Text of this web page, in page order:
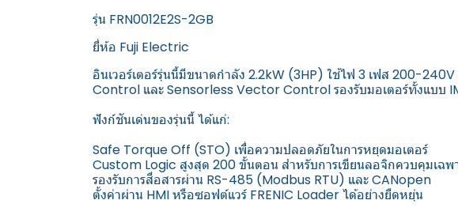
รุ่น FRN0012E2S-2GB
ยี่ห้อ Fuji Electric
อินเวอร์เตอร์รุ่นนี้มีขนาดกำลัง 2.2kW (3HP) ใช้ไฟ 3 เฟส 200-
Control และ Sensorless Vector Control รองรับมอเตอร์ทั้งแบ
ฟังก์ชันเด่นของรุ่นนี้ ได้แก่:
Safe Torque Off (STO) เพื่อความปลอดภัยในการหยุดมอเตอร์
Custom Logic สูงสุด 200 ขั้นตอน สำหรับการเขียนลอจิกควบคุมเฉพ
รองรับการสื่อสารผ่าน RS-485 (Modbus RTU) และ CANopen
ตั้งค่าผ่าน HMI หรือซอฟต์แวร์ FRENIC Loader ได้อย่างยืดหยุ่น